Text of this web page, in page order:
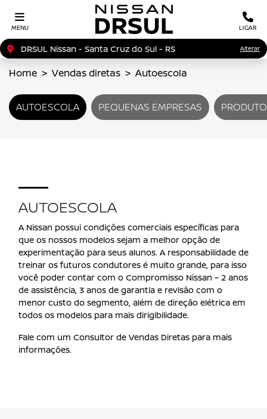
MENU LIGAR
DRSUL Nissan - Santa Cruz do Sul - RS Alterar
Home Vendas diretas Autoescola
PEQUENAS EMPRESAS
AUTOESCOLA
AUTOESCOLA
A Nissan possui condições comerciais específicas para
que os nossos modelos sejam a melhor opção de
experimentação para seus alunos. A responsabilidade de
treinar os futuros condutores é muito grande, para isso
você poder contar com o Compromisso Nissan – 2 anos
de assistência, 3 anos de garantia e revisão com o
menor custo do segmento, além de direção elétrica em
todos os modelos para mais dirigibilidade.
Fale com um Consultor de Vendas Diretas para mais
informações.